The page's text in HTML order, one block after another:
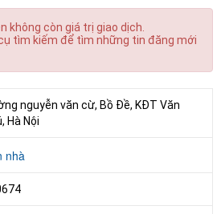
không còn giá trị giao dịch.
tìm kiếm để tìm những tin đăng mới
nguyễn văn cừ, Bồ Đề, KĐT Văn
Hà Nội
nhà